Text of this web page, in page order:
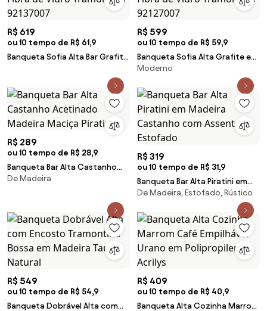
R$ 619
ou 10 tempo de R$ 61,9
Banqueta Sofia Alta Bar Grafite
Vidro Tramontina 92137007
R$ 599
ou 10 tempo de R$ 59,9
Banqueta Sofia Alta Grafite em
Polipropileno e Fibra de Vidro
Moderno
R$ 289
ou 10 tempo de R$ 28,9
Banqueta Bar Alta Castanho
Acetinado Madeira Maciça
De Madeira
R$ 319
ou 10 tempo de R$ 31,9
Banqueta Bar Alta Piratini em
Madeira Castanho com
De Madeira, Estofado, Rústico
R$ 549
ou 10 tempo de R$ 54,9
Banqueta Dobrável Alta com
R$ 409
ou 10 tempo de R$ 40,9
Banqueta Alta Cozinha Marrom